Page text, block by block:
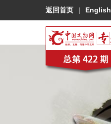
返回首页 | English